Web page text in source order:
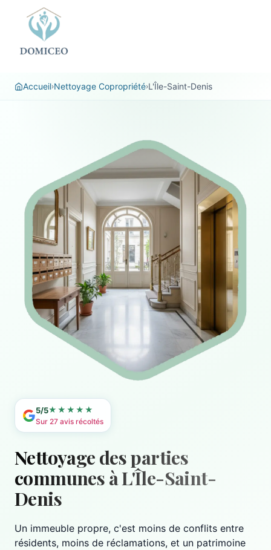
Accueil›Nettoyage Copropriété›L'Île-Saint-Denis
5/5★★★★★
Sur 27 avis récoltés
Nettoyage des parties
communes à L'Île-Saint-
Denis
Un immeuble propre, c'est moins de conflits entre
résidents, moins de réclamations, et un patrimoine
Panneau de gestion des cookies